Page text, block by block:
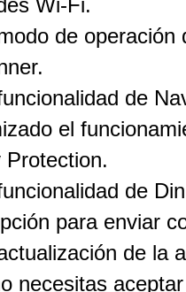
Wi-Fi.
de operación
de
el
Protection.
de
para enviar
de la
necesitas aceptar